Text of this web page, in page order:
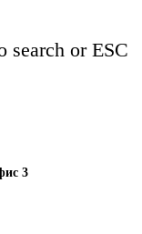
search or ESC
3